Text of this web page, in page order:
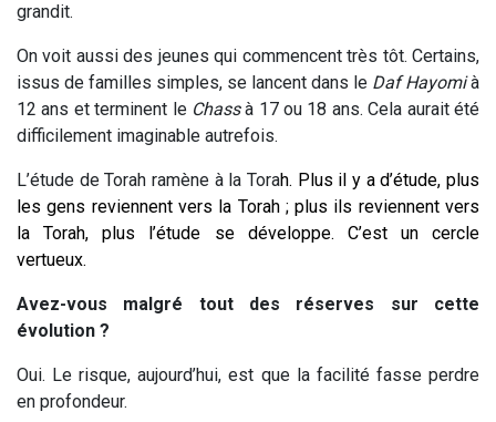
grandit.
On voit aussi des jeunes qui commencent très tôt. Certains,
issus de familles simples, se lancent dans le Daf Hayomià
12 ans et terminent le Chassà 17 ou 18 ans. Cela aurait été
difficilement imaginable autrefois.
L’étude de Torah ramène à la Torah. Plus il y a d’étude, plus
les gens reviennent vers la Torah ; plus ils reviennent vers
la Torah, plus l’étude se développe. C’est un cercle
vertueux.
Avez-vous malgré tout des réserves sur cette
évolution ?
Oui. Le risque, aujourd’hui, est que la facilité fasse perdre
en profondeur.